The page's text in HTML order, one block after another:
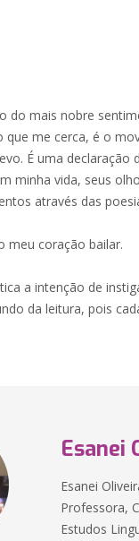
do mais nobre
que me cerca, é o
É uma declaração
minha vida, seus
através das
meu coração bailar.
a intenção de
da leitura, pois
Esanei
Esanei
Professora,
Estudos